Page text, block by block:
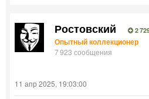
Ростовский 2
Опытный коллекционер
7 923 сообщения
11 апр 2025, 19:03:00